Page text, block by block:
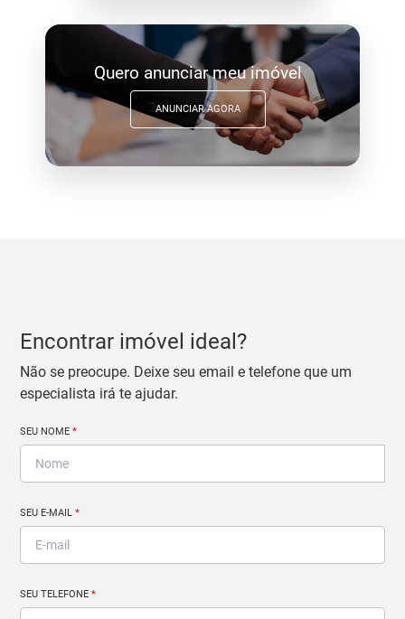
Quero anunciar meu imóvel
ANUNCIAR AGORA
Encontrar imóvel ideal?
Não se preocupe. Deixe seu email e telefone que um
especialista irá te ajudar.
SEU NOME*
SEU E-MAIL*
SEU TELEFONE*